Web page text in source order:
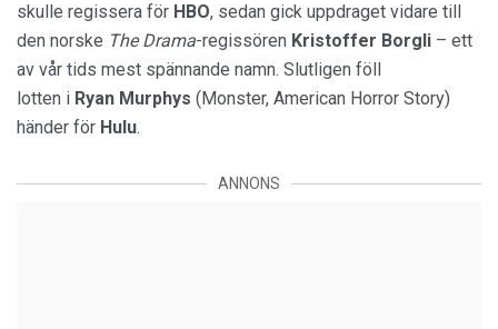
skulle regissera för HBO, sedan gick uppdraget vidare till
den norske The Drama-regissören Kristoffer Borgli – ett
av vår tids mest spännande namn. Slutligen föll
lotten i Ryan Murphys (Monster, American Horror Story)
händer för Hulu.
ANNONS